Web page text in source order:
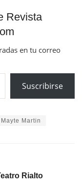
Revista
en tu correo
Suscribirse
Mayte Martin
Rialto